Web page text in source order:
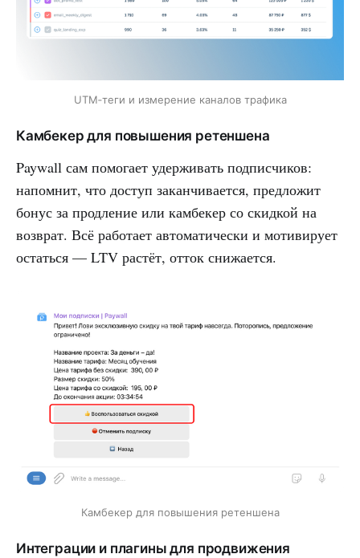
UTM‑теги и измерение каналов трафика
Камбекер для повышения ретеншена
Paywall сам помогает удерживать подписчиков:
напомнит, что доступ заканчивается, предложит
бонус за продление или камбекер со скидкой на
возврат. Всё работает автоматически и мотивирует
остаться — LTV растёт, отток снижается.
Камбекер для повышения ретеншена
Интеграции и плагины для продвижения